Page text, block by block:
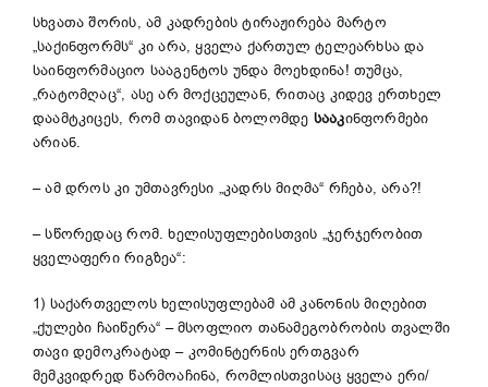
სხვათა შორის, ამ კადრების ტირაჟირება მარტო
„საქინფორმს“ კი არა, ყველა ქართულ ტელეარხსა და
საინფორმაციო სააგენტოს უნდა მოეხდინა! თუმცა,
„რატომღაც“, ასე არ მოქცეულან, რითაც კიდევ ერთხელ
დაამტკიცეს, რომ თავიდან ბოლომდე სააკინფორმები
არიან.
– ამ დროს კი უმთავრესი „კადრს მიღმა“ რჩება, არა?!
– სწორედაც რომ. ხელისუფლებისთვის „ჯერჯერობით
ყველაფერი რიგზეა“:
1) საქართველოს ხელისუფლებამ ამ კანონის მიღებით
„ქულები ჩაიწერა“ – მსოფლიო თანამეგობრობის თვალში
თავი დემოკრატად – კომინტერნის ერთგვარ
მემკვიდრედ წარმოაჩინა, რომლისთვისაც ყველა ერი/